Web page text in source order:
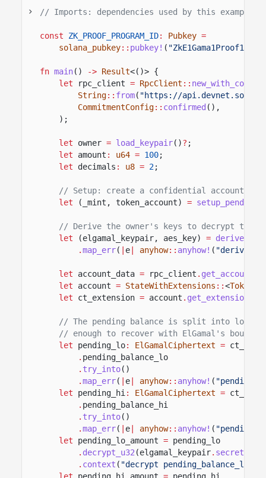
// Imports: dependencies used by this example.
const ZK_PROOF_PROGRAM_ID: Pubkey =
solana_pubkey:: pubkey! (
fn main() -> Result<()> {
let
rpc_client = RpcClient ::
String:: from( "https://
CommitmentConfig:: confirmed (),
);
let owner = load_keypair()? ;
let
amount : u64 = 100;
let
decimals : u8 = 2;
// Setup: create a confidential account
let
(_mint, token_account) =
// Derive the owner's keys to decrypt the
let
(elgamal_keypair, aes_key) =
.map_err( e anyhow:: anyhow! ( "derive
let account_data = rpc_client . get_account
let
account = StateWithExtensions ::<
let
ct_extension = account . get_extension
// The pending balance is split into low
// enough to recover with ElGamal's bounded
let
pending_lo: ElGamalCiphertext =
. pending_balance_lo
. try_into()
.map_err( e anyhow:: anyhow! (
let
pending_hi : ElGamalCiphertext =
. pending_balance_hi
. try_into()
.map_err( e anyhow:: anyhow! (
let
pending_lo_amount = pending_lo
. decrypt_u32 (elgamal_keypair. secret
. context ( "decrypt pending_balance_lo"